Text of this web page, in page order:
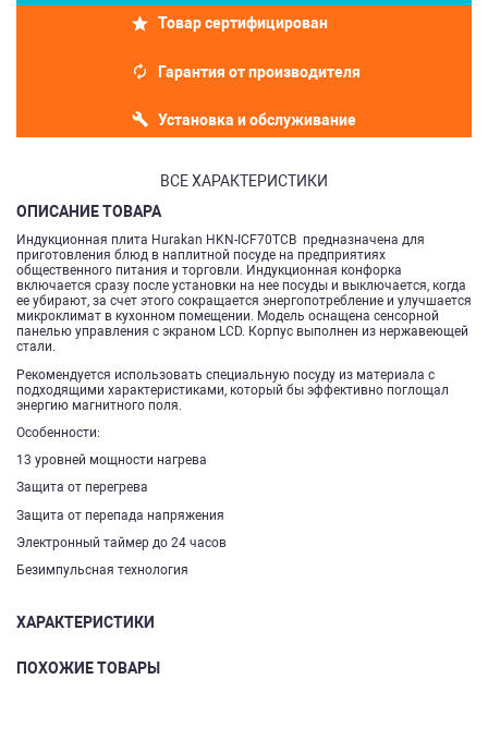
Товар сертифицирован
Гарантия от производителя
Установка и обслуживание
ВСЕ ХАРАКТЕРИСТИКИ
ОПИСАНИЕ ТОВАРА
Индукционная плита Hurakan HKN-ICF70TCB предназначена для
приготовления блюд в наплитной посуде на предприятиях
общественного питания и торговли. Индукционная конфорка
включается сразу после установки на нее посуды и выключается, когда
ее убирают, за счет этого сокращается энергопотребление и улучшается
микроклимат в кухонном помещении. Модель оснащена сенсорной
панелью управления с экраном LCD. Корпус выполнен из нержавеющей
стали.
Рекомендуется использовать специальную посуду из материала с
подходящими характеристиками, который бы эффективно поглощал
энергию магнитного поля.
Особенности:
13 уровней мощности нагрева
Защита от перегрева
Защита от перепада напряжения
Электронный таймер до 24 часов
Безимпульсная технология
ХАРАКТЕРИСТИКИ
ПОХОЖИЕ ТОВАРЫ